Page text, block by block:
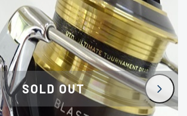
シグロ名東引山店
シグロ豊田店
グロ豊橋向山店
グロ岐阜店
シグロ高林店
C-
かなり使用感があり、全体的
に目立つ傷が多い品
D
著しく状態が悪いが使用はで
SOLD OUT